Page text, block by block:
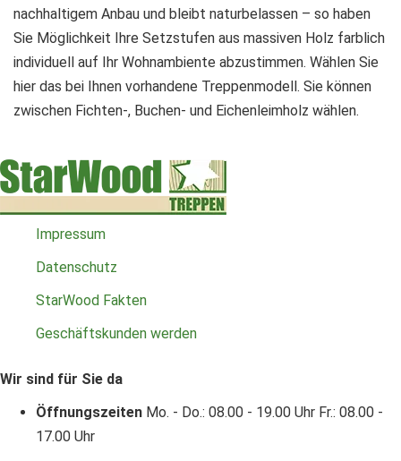
nachhaltigem Anbau und bleibt naturbelassen – so haben
Sie Möglichkeit Ihre Setzstufen aus massiven Holz farblich
individuell auf Ihr Wohnambiente abzustimmen. Wählen Sie
hier das bei Ihnen vorhandene Treppenmodell. Sie können
zwischen Fichten-, Buchen- und Eichenleimholz wählen.
Impressum
Datenschutz
StarWood Fakten
Geschäftskunden werden
Wir sind für Sie da
Öffnungszeiten Mo. - Do.: 08.00 - 19.00 Uhr Fr.: 08.00 -
17.00 Uhr